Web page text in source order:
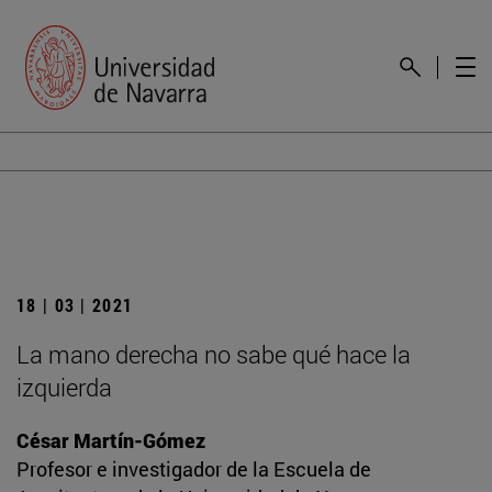
18 | 03 | 2021
La mano derecha no sabe qué hace la
izquierda
César Martín-Gómez
Profesor e investigador de la Escuela de